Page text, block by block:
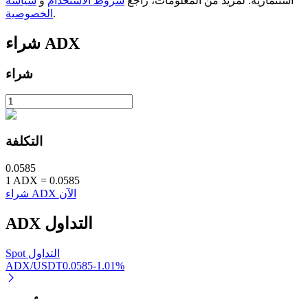
خدمة الاقتراض المدعومة بالعملات المشفرة
الخصوصية .
شراء ADX
شراء
التكلفة
0.0585
1 ADX = 0.0585
شراء ADX الآن
ADX التداول
Spot التداول
ADX/USDT0.0585-1.01%